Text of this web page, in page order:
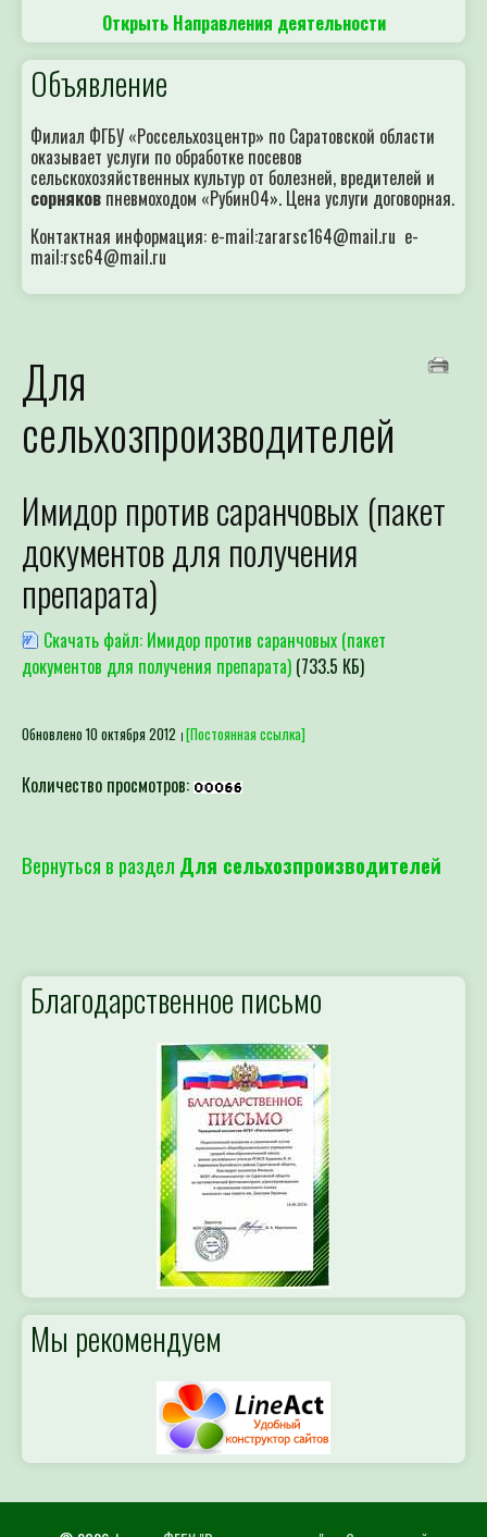
Открыть Направления деятельности
Объявление
Филиал ФГБУ «Россельхозцентр» по Саратовской области
оказывает услуги по обработке посевов
сельскохозяйственных культур от болезней, вредителей и
сорняков пневмоходом «Рубин04». Цена услуги договорная.
Контактная информация: e-mail:zararsc164@mail.ru e-
mail:rsc64@mail.ru
Для
сельхозпроизводителей
Имидор против саранчовых (пакет
документов для получения
препарата)
Скачать файл: Имидор против саранчовых (пакет
документов для получения препарата) (733.5 КБ)
Обновлено 10 октября 2012 [Постоянная ссылка]
Количество просмотров:
Вернуться в раздел Для сельхозпроизводителей
Благодарственное письмо
Мы рекомендуем